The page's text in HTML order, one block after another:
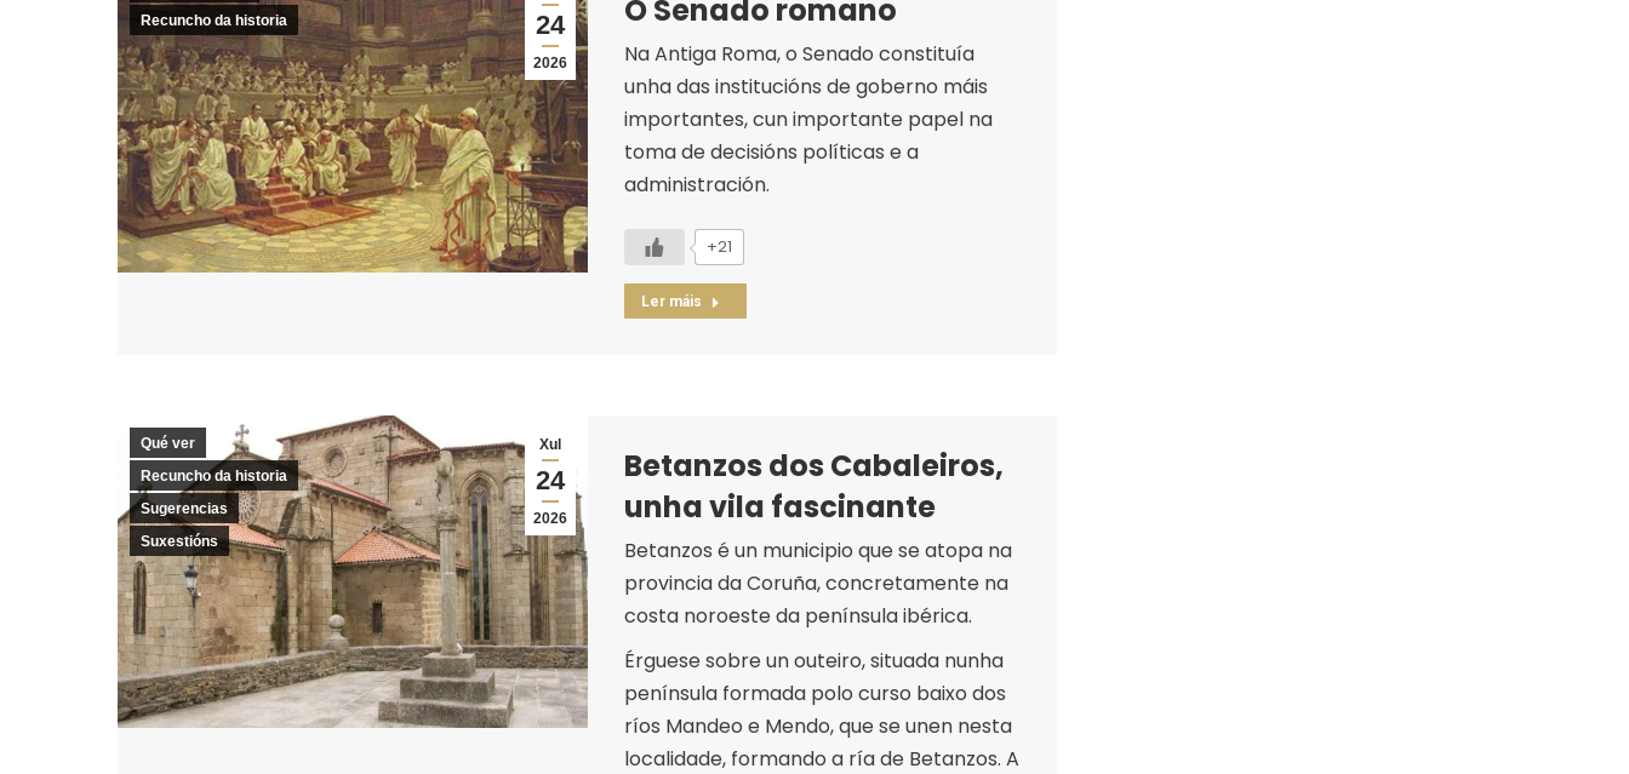
24
2026
Recuncho da historia
O Senado romano
Na Antiga Roma, o Senado constituía
unha das institucións de goberno máis
importantes, cun importante papel na
toma de decisións políticas e a
administración.
+21
Ler máis
Xul
24
2026
Qué ver
Recuncho da historia
Sugerencias
Suxestións
Betanzos dos Cabaleiros,
unha vila fascinante
Betanzos é un municipio que se atopa na
provincia da Coruña, concretamente na
costa noroeste da península ibérica.
Érguese sobre un outeiro, situada nunha
península formada polo curso baixo dos
ríos Mandeo e Mendo, que se unen nesta
localidade, formando a ría de Betanzos. A